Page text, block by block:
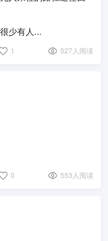
少有人...
1 527人阅读
0 553人阅读